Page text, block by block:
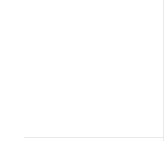
επόμενες αλλαγές είναι
Όλα τα προϊόντα περνούν
διαδικασία ελέγχου πριν
πελάτη μας και είναι